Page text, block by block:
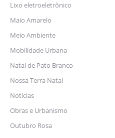
Lixo eletroeletrônico
Maio Amarelo
Meio Ambiente
Mobilidade Urbana
Natal de Pato Branco
Nossa Terra Natal
Notícias
Obras e Urbanismo
Outubro Rosa